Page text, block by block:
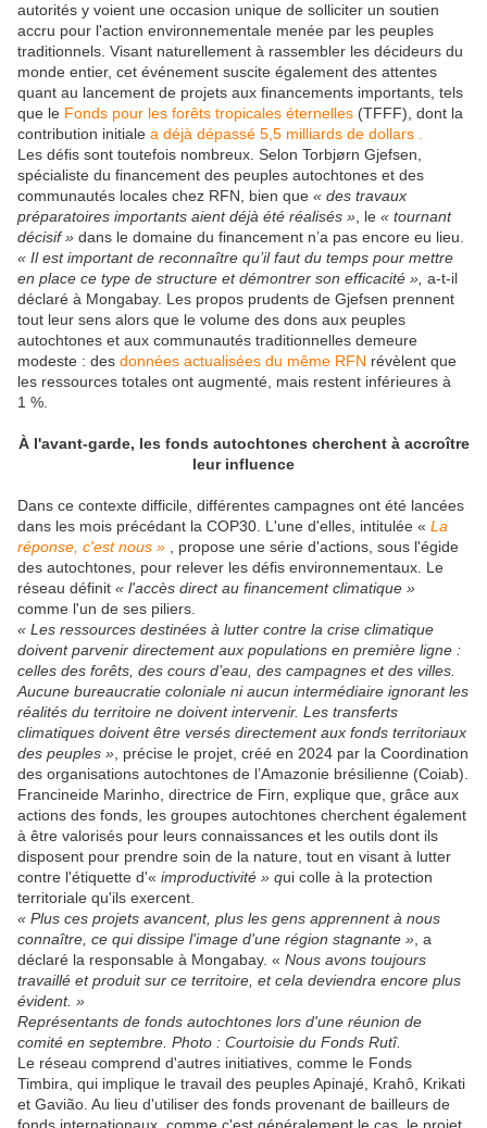
autorités y voient une occasion unique de solliciter un soutien
accru pour l'action environnementale menée par les peuples
traditionnels. Visant naturellement à rassembler les décideurs du
monde entier, cet événement suscite également des attentes
quant au lancement de projets aux financements importants, tels
que le Fonds pour les forêts tropicales éternelles (TFFF), dont la
contribution initiale a déjà dépassé 5,5 milliards de dollars .
Les défis sont toutefois nombreux. Selon Torbjørn Gjefsen,
spécialiste du financement des peuples autochtones et des
communautés locales chez RFN, bien que « des travaux
préparatoires importants aient déjà été réalisés » , le « tournant
décisif » dans le domaine du financement n’a pas encore eu lieu.
« Il est important de reconnaître qu’il faut du temps pour mettre
en place ce type de structure et démontrer son efficacité », a-t-il
déclaré à Mongabay. Les propos prudents de Gjefsen prennent
tout leur sens alors que le volume des dons aux peuples
autochtones et aux communautés traditionnelles demeure
modeste : des données actualisées du même RFN révèlent que
les ressources totales ont augmenté, mais restent inférieures à
1 %.
À l'avant-garde, les fonds autochtones cherchent à accroître
leur influence
Dans ce contexte difficile, différentes campagnes ont été lancées
dans les mois précédant la COP30. L'une d'elles, intitulée « La
réponse, c'est nous » , propose une série d'actions, sous l'égide
des autochtones, pour relever les défis environnementaux. Le
réseau définit « l'accès direct au financement climatique »
comme l'un de ses piliers.
« Les ressources destinées à lutter contre la crise climatique
doivent parvenir directement aux populations en première ligne :
celles des forêts, des cours d’eau, des campagnes et des villes.
Aucune bureaucratie coloniale ni aucun intermédiaire ignorant les
réalités du territoire ne doivent intervenir. Les transferts
climatiques doivent être versés directement aux fonds territoriaux
des peuples » , précise le projet, créé en 2024 par la Coordination
des organisations autochtones de l’Amazonie brésilienne (Coiab).
Francineide Marinho, directrice de Firn, explique que, grâce aux
actions des fonds, les groupes autochtones cherchent également
à être valorisés pour leurs connaissances et les outils dont ils
disposent pour prendre soin de la nature, tout en visant à lutter
contre l'étiquette d'« improductivité » qui colle à la protection
territoriale qu'ils exercent.
« Plus ces projets avancent, plus les gens apprennent à nous
connaître, ce qui dissipe l'image d'une région stagnante » , a
déclaré la responsable à Mongabay. « Nous avons toujours
travaillé et produit sur ce territoire, et cela deviendra encore plus
évident. »
Représentants de fonds autochtones lors d'une réunion de
comité en septembre. Photo : Courtoisie du Fonds Rutî.
Le réseau comprend d'autres initiatives, comme le Fonds
Timbira, qui implique le travail des peuples Apinajé, Krahô, Krikati
et Gavião. Au lieu d'utiliser des fonds provenant de bailleurs de